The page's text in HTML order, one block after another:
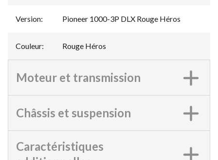
Version: Pioneer 1000-3P DLX Rouge Héros
Couleur: Rouge Héros
Moteur et transmission
Châssis et suspension
Caractéristiques